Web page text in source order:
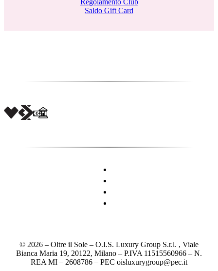
Saldo Gift Card
© 2026 – Oltre il Sole – O.I.S. Luxury Group S.r.l. , Viale
Bianca Maria 19, 20122, Milano – P.IVA 11515560966 – N.
REA MI – 2608786 – PEC oisluxurygroup@pec.it